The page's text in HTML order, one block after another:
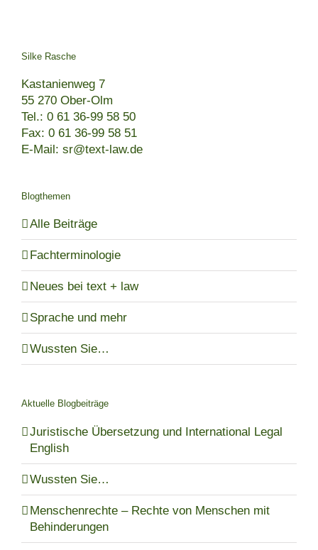
Silke Rasche
Kastanienweg 7
55 270 Ober-Olm
Tel.: 0 61 36-99 58 50
Fax: 0 61 36-99 58 51
E-Mail: sr@text-law.de
Blogthemen
Alle Beiträge
Fachterminologie
Neues bei text + law
Sprache und mehr
Wussten Sie…
Aktuelle Blogbeiträge
Juristische Übersetzung und International Legal
English
Wussten Sie…
Menschenrechte – Rechte von Menschen mit
Behinderungen